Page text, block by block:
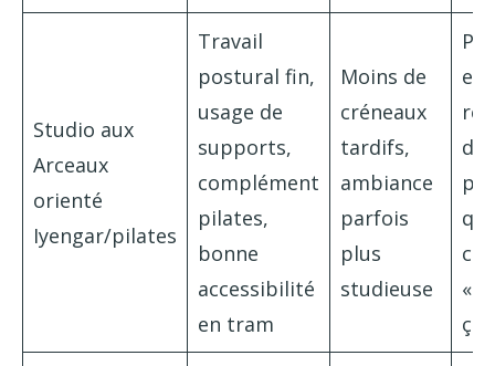
Studio aux
Arceaux
orienté
Iyengar/pilates
Travail
postural fin,
usage de
supports,
complément
pilates,
bonne
accessibilité
en tram
Moins de
créneaux
tardifs,
ambiance
parfois
plus
studieuse
en
«
ça